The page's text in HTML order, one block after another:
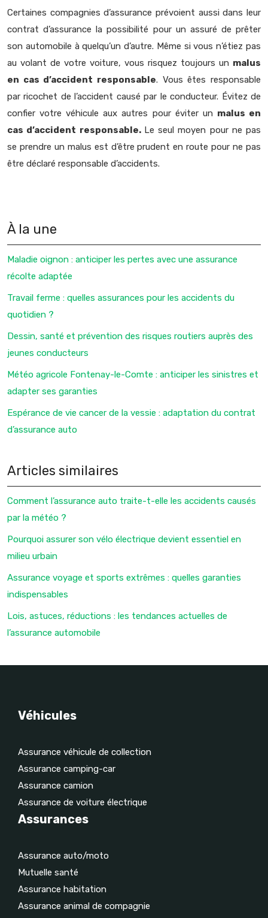
Certaines compagnies d’assurance prévoient aussi dans leur
contrat d’assurance la possibilité pour un assuré de prêter
son automobile à quelqu’un d’autre. Même si vous n’étiez pas
au volant de votre voiture, vous risquez toujours un malus
en cas d’accident responsable. Vous êtes responsable
par ricochet de l’accident causé par le conducteur. Évitez de
confier votre véhicule aux autres pour éviter un malus en
cas d’accident responsable. Le seul moyen pour ne pas
se prendre un malus est d’être prudent en route pour ne pas
être déclaré responsable d’accidents.
À la une
Maladie oignon : anticiper les pertes avec une assurance
récolte adaptée
Travail ferme : quelles assurances pour les accidents du
quotidien ?
Dessin, santé et prévention des risques routiers auprès des
jeunes conducteurs
Météo agricole Fontenay-le-Comte : anticiper les sinistres et
adapter ses garanties
Espérance de vie cancer de la vessie : adaptation du contrat
d’assurance auto
Articles similaires
Comment l’assurance auto traite-t-elle les accidents causés
par la météo ?
Pourquoi assurer son vélo électrique devient essentiel en
milieu urbain
Assurance voyage et sports extrêmes : quelles garanties
indispensables
Lois, astuces, réductions : les tendances actuelles de
l’assurance automobile
Véhicules
Assurance véhicule de collection
Assurance camping-car
Assurance camion
Assurance de voiture électrique
Assurances
Assurance auto/moto
Mutuelle santé
Assurance habitation
Assurance animal de compagnie